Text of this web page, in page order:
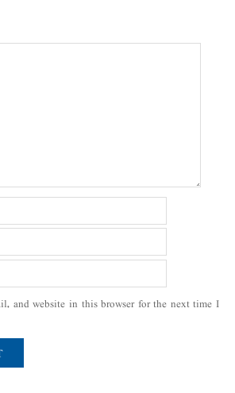
and website in this browser for the next time I